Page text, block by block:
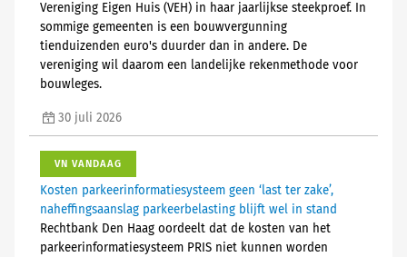
Vereniging Eigen Huis (VEH) in haar jaarlijkse steekproef. In
sommige gemeenten is een bouwvergunning
tienduizenden euro's duurder dan in andere. De
vereniging wil daarom een landelijke rekenmethode voor
bouwleges.
30 juli 2026
VN VANDAAG
Kosten parkeerinformatiesysteem geen ‘last ter zake’,
naheffingsaanslag parkeerbelasting blijft wel in stand
Rechtbank Den Haag oordeelt dat de kosten van het
parkeerinformatiesysteem PRIS niet kunnen worden